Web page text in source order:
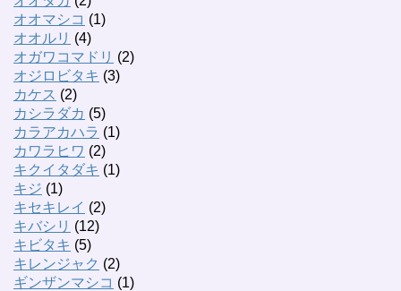
オオマシコ (1)
オオルリ (4)
オガワコマドリ (2)
オジロビタキ (3)
カケス (2)
カシラダカ (5)
カラアカハラ (1)
カワラヒワ (2)
キクイタダキ (1)
キジ (1)
キセキレイ (2)
キバシリ (12)
キビタキ (5)
キレンジャク (2)
ギンザンマシコ (1)